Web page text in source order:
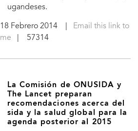
ugandeses.
18 Febrero 2014|
Email this link to
me | 57314
La Comisión de ONUSIDA y
The Lancet preparan
recomendaciones acerca del
sida y la salud global para la
agenda posterior al 2015